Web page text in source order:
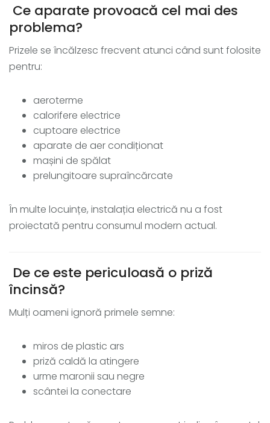
Ce aparate provoacă cel mai des
problema?
Prizele se încălzesc frecvent atunci când sunt folosite
pentru:
aeroterme
calorifere electrice
cuptoare electrice
aparate de aer condiționat
mașini de spălat
prelungitoare supraîncărcate
În multe locuințe, instalația electrică nu a fost
proiectată pentru consumul modern actual.
De ce este periculoasă o priză
încinsă?
Mulți oameni ignoră primele semne:
miros de plastic ars
priză caldă la atingere
urme maronii sau negre
scântei la conectare